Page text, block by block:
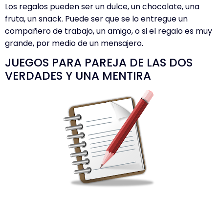
Los regalos pueden ser un dulce, un chocolate, una
fruta, un snack. Puede ser que se lo entregue un
compañero de trabajo, un amigo, o si el regalo es muy
grande, por medio de un mensajero.
JUEGOS PARA PAREJA DE LAS DOS
VERDADES Y UNA MENTIRA